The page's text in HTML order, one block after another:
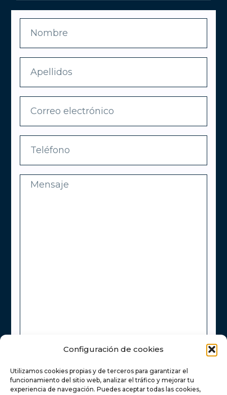
Configuración de cookies
Utilizamos cookies propias y de terceros para garantizar el
funcionamiento del sitio web, analizar el tráfico y mejorar tu
experiencia de navegación. Puedes aceptar todas las cookies,
He leído y acepto la Política de Privacidad